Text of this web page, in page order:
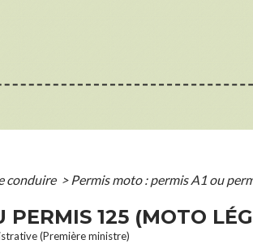
conduire > Permis moto : permis A1 ou
125 (MOTO
(Première ministre)